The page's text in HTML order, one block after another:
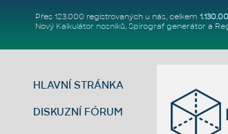
Přes 123.000 registrovaných u nás, celkem
Nový Kalkulátor nosníků, Spirograf generátor a
HLAVNÍ STRÁNKA
DISKUZNÍ FÓRUM